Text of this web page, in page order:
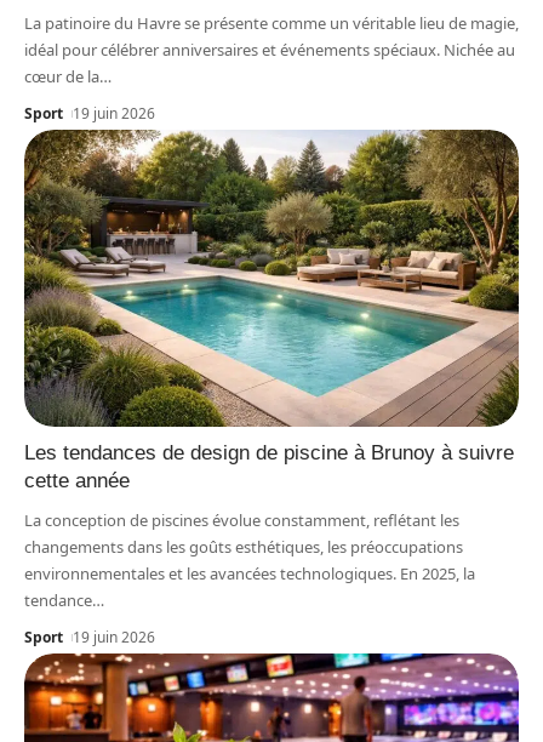
La patinoire du Havre se présente comme un véritable lieu de magie,
idéal pour célébrer anniversaires et événements spéciaux. Nichée au
cœur de la…
Sport 19 juin 2026
Les tendances de design de piscine à Brunoy à suivre
cette année
La conception de piscines évolue constamment, reflétant les
changements dans les goûts esthétiques, les préoccupations
environnementales et les avancées technologiques. En 2025, la
tendance…
Sport 19 juin 2026